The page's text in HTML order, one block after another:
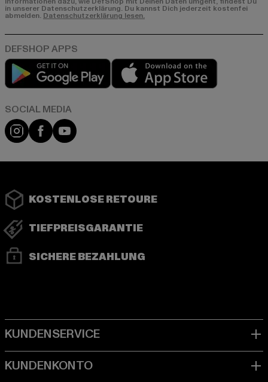
in unserer Datenschutzerklärung. Du kannst Dich jederzeit kostenfei
abmelden. Datenschutzerklärung lesen.
Play market
Instagram
FacebookYouTube
KOSTENLOSE RETOURE
TIEFPREISGARANTIE
SICHERE BEZAHLUNG